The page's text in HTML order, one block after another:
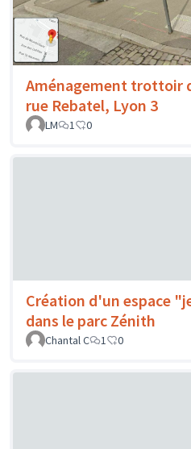
Aménagement trottoir
rue Rebatel, Lyon 3
LM
1 0
Création d'un espace
dans le parc Zénith
Chantal C
1 0